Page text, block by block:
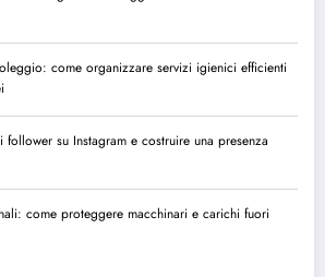
come organizzare servizi igienici efficienti
follower su Instagram e costruire una presenza
come proteggere macchinari e carichi fuori